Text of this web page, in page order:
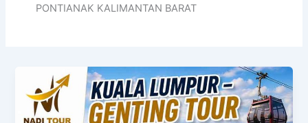
PONTIANAK KALIMANTAN BARAT